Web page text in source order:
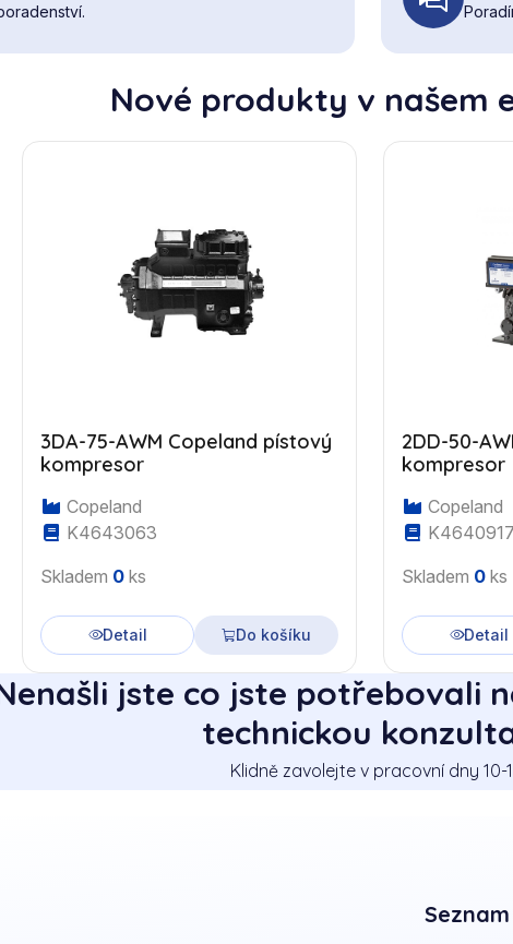
Nové produkty v našem
3DA-75-AWM Copeland pístový
kompresor
Copeland
K4643063
Skladem 0 ks
Detail Do košíku
2DD-50-
kompresor
Copeland
K4640917
Skladem 0 ks
Detail
jste co jste potřebovali
technickou
Klidně zavolejte v pracovní dny 10-